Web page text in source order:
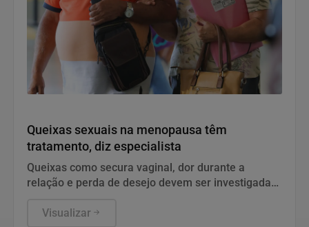
Queixas sexuais na menopausa têm
tratamento, diz especialista
Queixas como secura vaginal, dor durante a
relação e perda de desejo devem ser investigadas
Visualizar